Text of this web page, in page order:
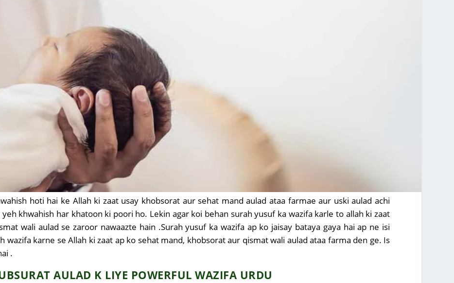
hoti hai ke Allah ki zaat usay khobsorat aur sehat mand aulad ataa farmae aur uski aulad achi
khwahish har khatoon ki poori ho. Lekin agar koi behan surah yusuf ka wazifa karle to allah ki zaat
wali aulad se zaroor nawaazte hain .Surah yusuf ka wazifa ap ko jaisay bataya gaya hai ap ne isi
wazifa karne se Allah ki zaat ap ko sehat mand, khobsorat aur qismat wali aulad ataa farma den ge. Is
.
AULAD K LIYE POWERFUL WAZIFA URDU